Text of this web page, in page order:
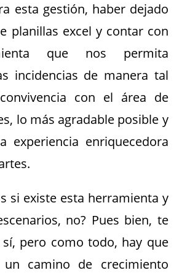
esta gestión, haber dejado
planillas excel y contar con
que nos permita
incidencias de manera tal
con el área de
lo más agradable posible y
experiencia enriquecedora
si existe esta herramienta y
no? Pues bien, te
pero como todo, hay que
camino de crecimiento